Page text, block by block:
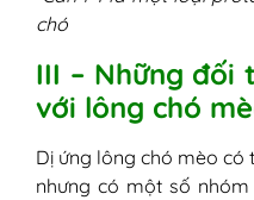
chó
III – Những đối
với lông chó
Dị ứng lông chó mèo có
nhưng có một số